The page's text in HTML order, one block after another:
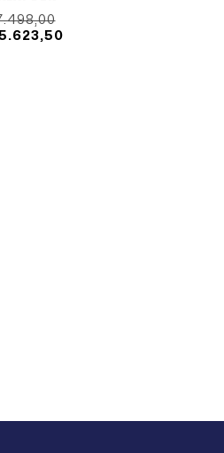
Den
oprindelige
Den